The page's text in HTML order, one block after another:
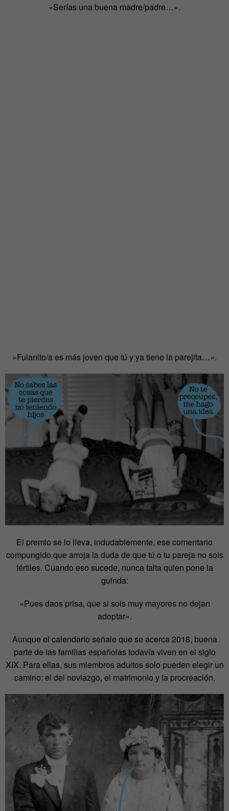
«Serías una buena madre/padre…».
«Fulanito/a es más joven que tú y ya tiene la parejita…».
El premio se lo lleva, indudablemente, ese comentario
compungido que arroja la duda de que tú o tu pareja no sois
fértiles. Cuando eso sucede, nunca falta quien pone la
guinda:
«Pues daos prisa, que si sois muy mayores no dejan
adoptar».
Aunque el calendario señale que se acerca 2018, buena
parte de las familias españolas todavía viven en el siglo
XIX. Para ellas, sus miembros adultos solo pueden elegir un
camino: el del noviazgo, el matrimonio y la procreación.